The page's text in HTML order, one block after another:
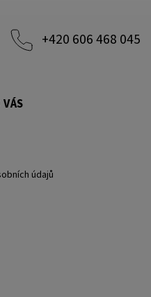
+420 606 468 045
údajů